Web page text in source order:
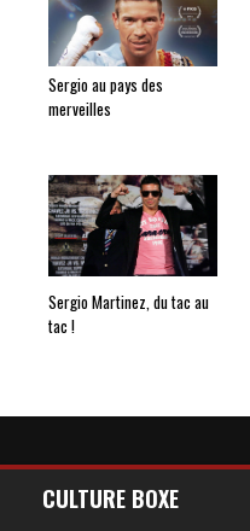
Sergio au pays des
merveilles
Sergio Martinez, du tac au
tac !
CULTURE BOXE